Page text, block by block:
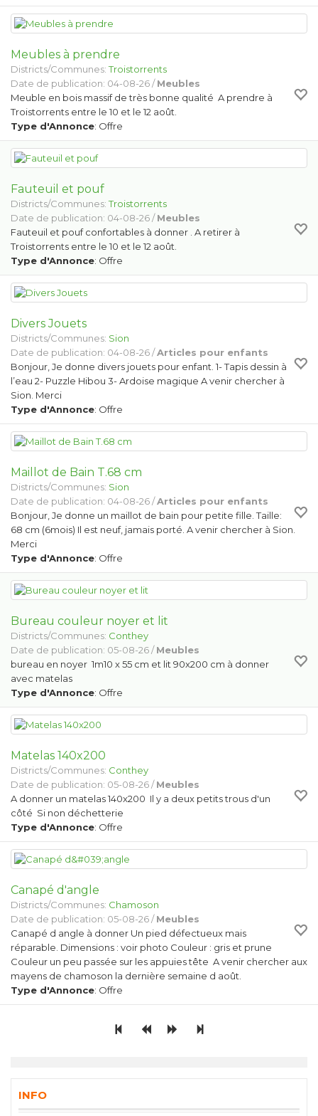
Meubles à prendre
Districts/Communes:Troistorrents
Date de publication: 04-08-26 /Meubles
Meuble en bois massif de très bonne qualité A prendre à
Troistorrents entre le 10 et le 12 août.
Type d'Annonce: Offre
Fauteuil et pouf
Districts/Communes:Troistorrents
Date de publication: 04-08-26 /Meubles
Fauteuil et pouf confortables à donner . A retirer à
Troistorrents entre le 10 et le 12 août.
Type d'Annonce: Offre
Divers Jouets
Districts/Communes: Sion
Date de publication: 04-08-26 /Articles pour enfants
Bonjour, Je donne divers jouets pour enfant. 1- Tapis dessin à
l’eau 2- Puzzle Hibou 3- Ardoise magique A venir chercher à
Sion. Merci
Type d'Annonce: Offre
Maillot de Bain T.68 cm
Districts/Communes: Sion
Date de publication: 04-08-26 /Articles pour enfants
Bonjour, Je donne un maillot de bain pour petite fille. Taille:
68 cm (6mois) Il est neuf, jamais porté. A venir chercher à Sion.
Merci
Type d'Annonce: Offre
Bureau couleur noyer et lit
Districts/Communes: Conthey
Date de publication: 05-08-26 /Meubles
bureau en noyer 1m10 x 55 cm et lit 90x200 cm à donner
avec matelas
Type d'Annonce: Offre
Matelas 140x200
Districts/Communes: Conthey
Date de publication: 05-08-26 /Meubles
A donner un matelas 140x200 Il y a deux petits trous d'un
côté Si non déchetterie
Type d'Annonce: Offre
Canapé d'angle
Districts/Communes: Chamoson
Date de publication: 05-08-26 /Meubles
Canapé d angle à donner Un pied défectueux mais
réparable. Dimensions : voir photo Couleur : gris et prune
Couleur un peu passée sur les appuies tête A venir chercher aux
mayens de chamoson la dernière semaine d août.
Type d'Annonce: Offre
INFO